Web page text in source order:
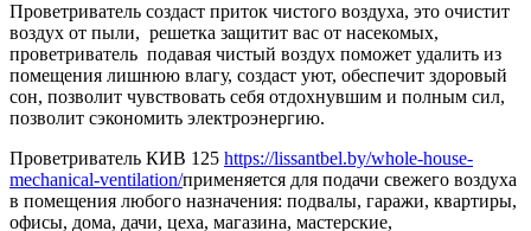
Проветриватель создаст приток чистого воздуха, это очистит
воздух от пыли, решетка защитит вас от насекомых,
проветриватель подавая чистый воздух поможет удалить из
помещения лишнюю влагу, создаст уют, обеспечит здоровый
сон, позволит чувствовать себя отдохнувшим и полным сил,
позволит сэкономить электроэнергию.
Проветриватель КИВ 125 https://lissantbel.by/whole-house-
mechanical-ventilation/применяется для подачи свежего воздуха
в помещения любого назначения: подвалы, гаражи, квартиры,
офисы, дома, дачи, цеха, магазина, мастерские,